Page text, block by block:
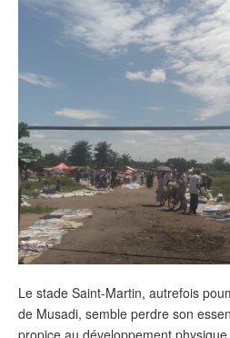
Le stade Saint-Martin, autrefois
de Musadi, semble perdre son